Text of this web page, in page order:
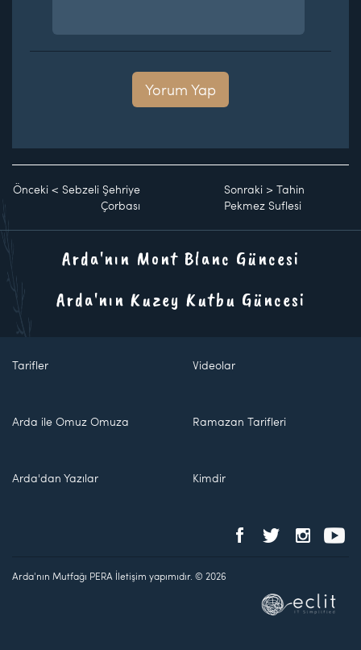
Yorum Yap
Önceki < Sebzeli Şehriye
Çorbası
Sonraki >Tahin
Pekmez Suflesi
Arda'nın Mont Blanc Güncesi
Arda'nın Kuzey Kutbu Güncesi
Tarifler Videolar
Arda ile Omuz Omuza Ramazan Tarifleri
Arda'dan Yazılar Kimdir
Arda'nın Mutfağı PERA İletişim yapımıdır. © 2026